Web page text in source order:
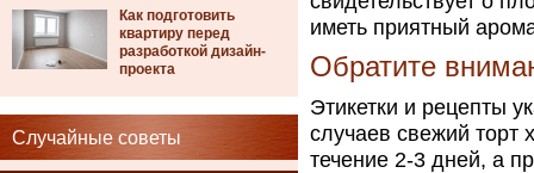
Как подготовить
квартиру перед
разработкой дизайн-
проекта
Случайные советы
иметь приятный
Обратите
Этикетки и рецепты
случаев свежий торт
течение 2-3 дней, а